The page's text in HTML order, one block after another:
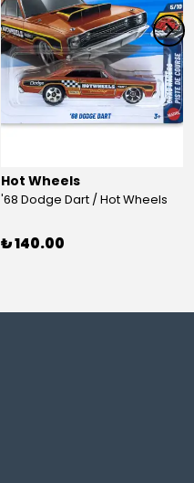
Hot Wheels
'68 Dodge Dart / Hot Wheels
₺ 140.00